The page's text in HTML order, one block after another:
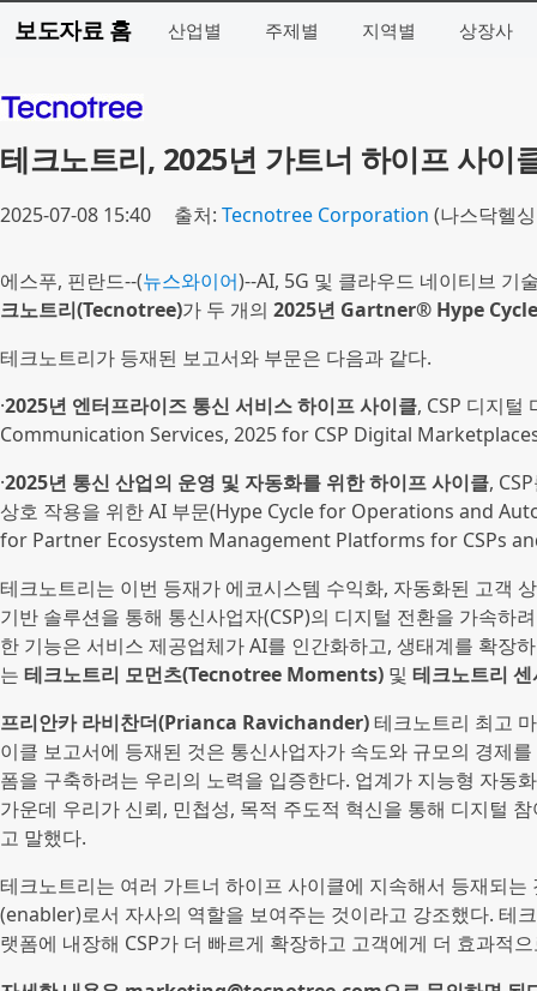
보도자료 홈 산업별 주제별 지역별 상장사
테크노트리, 2025년 가트너 하이프 사이
2025-07-08 15:40 출처: Tecnotree Corporation (나스닥헬
에스푸, 핀란드--(뉴스와이어)--AI, 5G 및 클라우드 네이티브 기
크노트리(Tecnotree)가 두 개의 2025년 Gartner® Hype
테크노트리가 등재된 보고서와 부문은 다음과 같다.
·2025년 엔터프라이즈 통신 서비스 하이프 사이클, CSP 디지
Communication Services, 2025 for CSP Digital
·2025년 통신 산업의 운영 및 자동화를 위한 하이프 사이클,
상호 작용을 위한 AI 부문(Hype Cycle for Operations and
for Partner Ecosystem Management Platforms for CSPs
테크노트리는 이번 등재가 에코시스템 수익화, 자동화된 고객
기반 솔루션을 통해 통신사업자(CSP)의 디지털 전환을 가속하
한 기능은 서비스 제공업체가 AI를 인간화하고, 생태계를 확장
는 테크노트리 모먼츠(Tecnotree Moments) 및 테크노트리
프리안카 라비찬더(Prianca Ravichander)테크노트리 최고
이클 보고서에 등재된 것은 통신사업자가 속도와 규모의 경제
폼을 구축하려는 우리의 노력을 입증한다. 업계가 지능형 자동
가운데 우리가 신뢰, 민첩성, 목적 주도적 혁신을 통해 디지털
고 말했다.
테크노트리는 여러 가트너 하이프 사이클에 지속해서 등재되
(enabler)로서 자사의 역할을 보여주는 것이라고 강조했다. 테
랫폼에 내장해 CSP가 더 빠르게 확장하고 고객에게 더 효과적